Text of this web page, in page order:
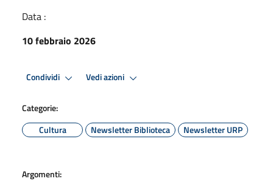
Data :
10 febbraio 2026
Condividi Vedi azioni
Categorie:
Cultura
Newsletter Biblioteca Newsletter URP
Argomenti: